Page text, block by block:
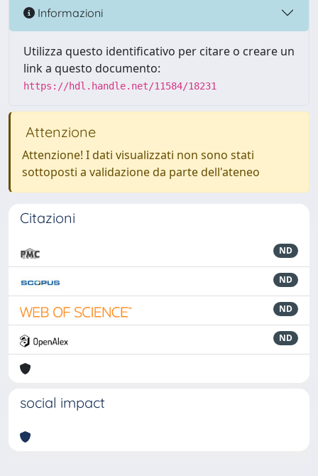
Informazioni
Utilizza questo identificativo per citare o creare un
link a questo documento:
https://hdl.handle.net/11584/18231
Attenzione
Attenzione! I dati visualizzati non sono stati
sottoposti a validazione da parte dell'ateneo
Citazioni
ND
ND
ND
ND
social impact